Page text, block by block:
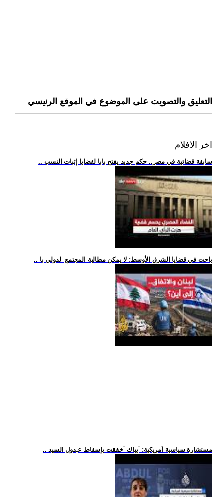
التعليق والتصويت على الموضوع في الموقع الرئيسي
اخر الافلام
.. سابقة قضائية في مصر.. حكم جديد يفتح بابا لقضايا إثبات النسب
.. باحث في قضايا الشرق الأوسط: لا يمكن مطالبة المجتمع الدولي با
.. مستشارة سياسية أمريكية: أيباك أخفقت بإسقاط عبدول السيد